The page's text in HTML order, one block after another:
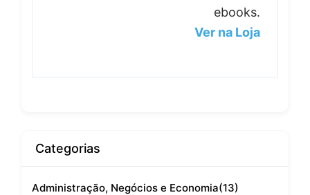
ebooks.
Ver na Loja
Categorias
Administração, Negócios e Economia(13)